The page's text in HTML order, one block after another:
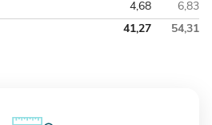
4,68
6,83
41,27 54,31